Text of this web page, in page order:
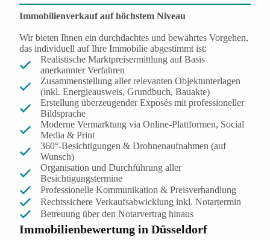
Immobilienverkauf auf höchstem Niveau
Wir bieten Ihnen ein durchdachtes und bewährtes Vorgehen,
das individuell auf Ihre Immobilie abgestimmt ist:
Realistische Marktpreisermittlung auf Basis
anerkannter Verfahren
Zusammenstellung aller relevanten Objektunterlagen
(inkl. Energieausweis, Grundbuch, Bauakte)
Erstellung überzeugender Exposés mit professioneller
Bildsprache
Moderne Vermarktung via Online-Plattformen, Social
Media & Print
360°-Besichtigungen & Drohnenaufnahmen (auf
Wunsch)
Organisation und Durchführung aller
Besichtigungstermine
Professionelle Kommunikation & Preisverhandlung
Rechtssichere Verkaufsabwicklung inkl. Notartermin
Betreuung über den Notarvertrag hinaus
Immobilienbewertung in Düsseldorf